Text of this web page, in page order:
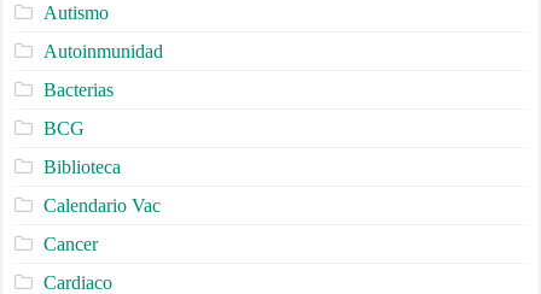
Autismo
Autoinmunidad
Bacterias
BCG
Biblioteca
Calendario Vac
Cancer
Cardiaco